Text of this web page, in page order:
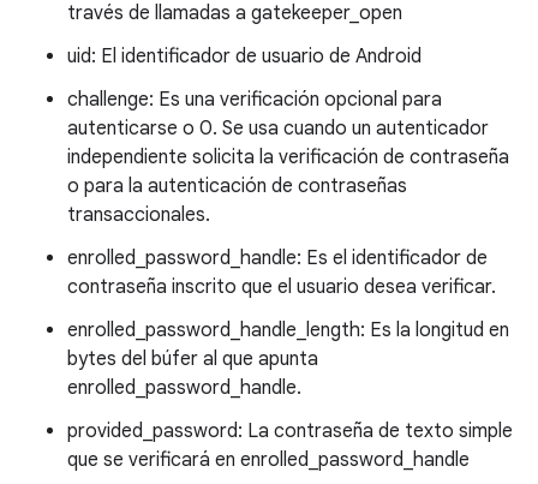
través de llamadas a gatekeeper_open
uid: El identificador de usuario de Android
challenge: Es una verificación opcional para
autenticarse o 0. Se usa cuando un autenticador
independiente solicita la verificación de contraseña
o para la autenticación de contraseñas
transaccionales.
enrolled_password_handle: Es el identificador de
contraseña inscrito que el usuario desea verificar.
enrolled_password_handle_length: Es la longitud en
bytes del búfer al que apunta
enrolled_password_handle.
provided_password: La contraseña de texto simple
que se verificará en enrolled_password_handle